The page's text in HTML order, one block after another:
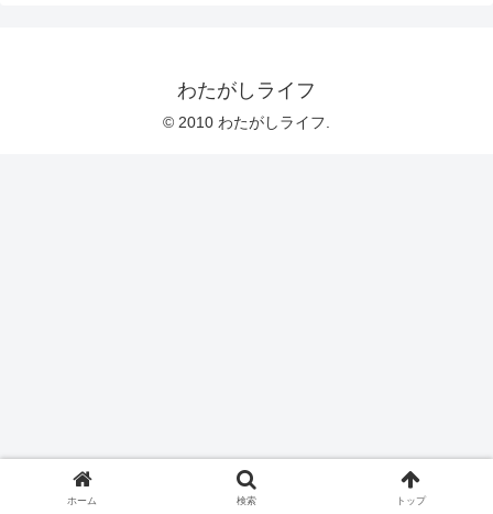
わたがしライフ
© 2010 わたがしライフ.
ホーム 検索 トップ